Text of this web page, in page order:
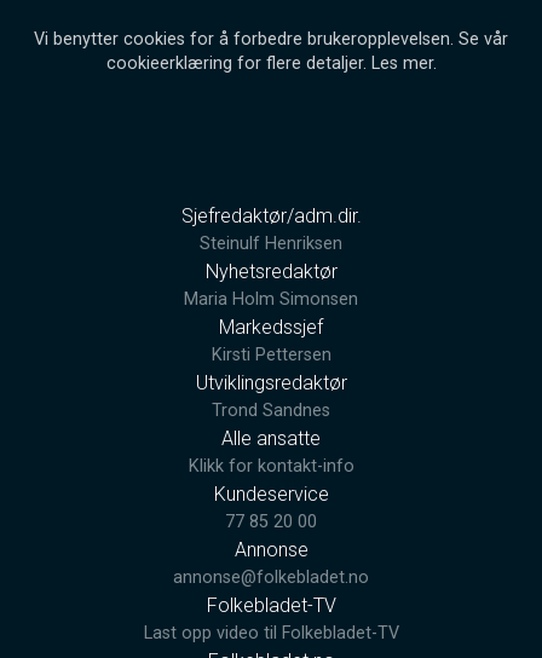
Vi benytter cookies for å forbedre brukeropplevelsen. Se vår
cookieerklæring for flere detaljer. Les mer.
Sjefredaktør/adm.dir.
Steinulf Henriksen
Nyhetsredaktør
Maria Holm Simonsen
Markedssjef
Kirsti Pettersen
Utviklingsredaktør
Trond Sandnes
Alle ansatte
Klikk for kontakt-info
Kundeservice
77 85 20 00
Annonse
annonse@folkebladet.no
Folkebladet-TV
Last opp video til Folkebladet-TV